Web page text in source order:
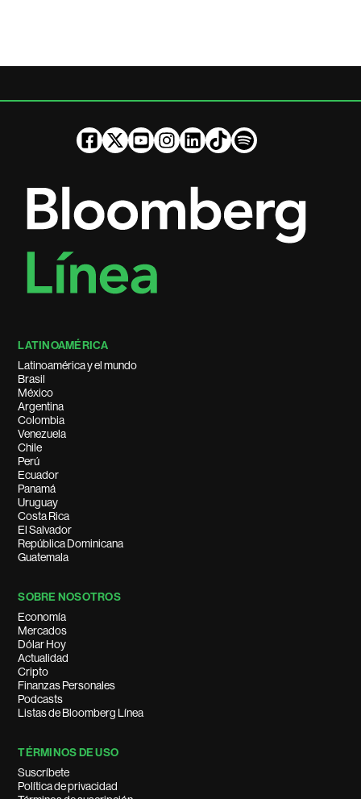
LATINOAMÉRICA
Latinoamérica y el mundo
Brasil
México
Argentina
Colombia
Venezuela
Chile
Perú
Ecuador
Panamá
Uruguay
Costa Rica
El Salvador
República Dominicana
Guatemala
SOBRE NOSOTROS
Economía
Mercados
Dólar Hoy
Actualidad
Cripto
Finanzas Personales
Podcasts
Listas de Bloomberg Línea
TÉRMINOS DE USO
Suscríbete
Política de privacidad